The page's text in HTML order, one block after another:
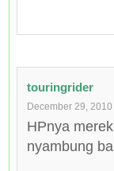
touringrider
December 29, 2010
HPnya
nyambung